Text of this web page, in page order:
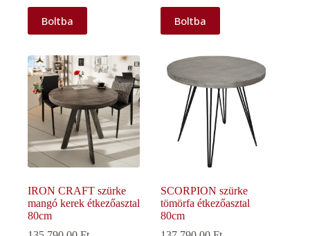
Boltba Boltba
IRON CRAFT szürke
mangó kerek étkezőasztal
80cm
SCORPION szürke
tömörfa étkezőasztal
80cm